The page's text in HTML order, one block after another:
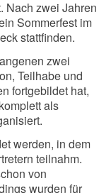
Nach zwei Jahren
Sommerfest im
stattfinden.
zwei
Teilhabe und
fortgebildet hat,
als
werden, in dem
teilnahm.
von
wurden für